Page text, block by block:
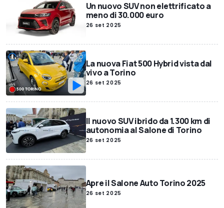
Un nuovo SUV non elettrificato a
meno di 30.000 euro
26 set 2025
La nuova Fiat 500 Hybrid vista dal
vivo a Torino
26 set 2025
Il nuovo SUV ibrido da 1.300 km di
autonomia al Salone di Torino
26 set 2025
Apre il Salone Auto Torino 2025
26 set 2025